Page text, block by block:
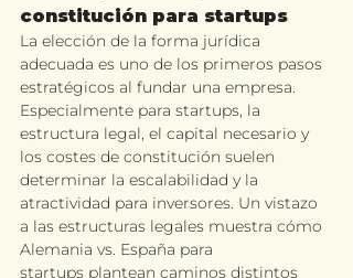
constitución para startups
La elección de la forma jurídica
adecuada es uno de los primeros pasos
estratégicos al fundar una empresa.
Especialmente para startups, la
estructura legal, el capital necesario y
los costes de constitución suelen
determinar la escalabilidad y la
atractividad para inversores. Un vistazo
a las estructuras legales muestra cómo
Alemania vs. España para
startups plantean caminos distintos